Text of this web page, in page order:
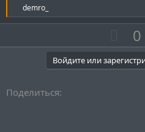
Р
е
а
ц
demro_
П
о
з
0
Войдите или
Поделиться: